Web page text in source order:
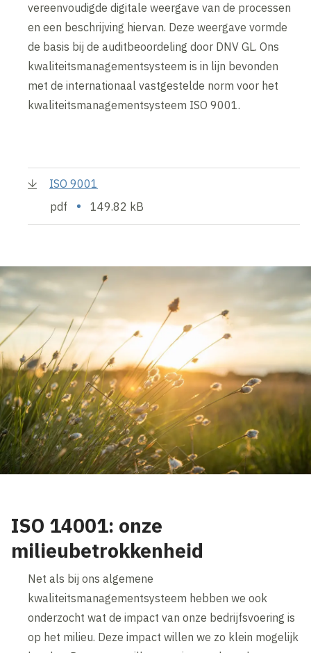
vereenvoudigde digitale weergave van de processen
en een beschrijving hiervan. Deze weergave vormde
de basis bij de auditbeoordeling door DNV GL. Ons
kwaliteitsmanagementsysteem is in lijn bevonden
met de internationaal vastgestelde norm voor het
kwaliteitsmanagementsysteem ISO 9001.
ISO 9001
pdf
• 149.82 kB
ISO 14001: onze
milieubetrokkenheid
Net als bij ons algemene
kwaliteitsmanagementsysteem hebben we ook
onderzocht wat de impact van onze bedrijfsvoering is
op het milieu. Deze impact willen we zo klein mogelijk